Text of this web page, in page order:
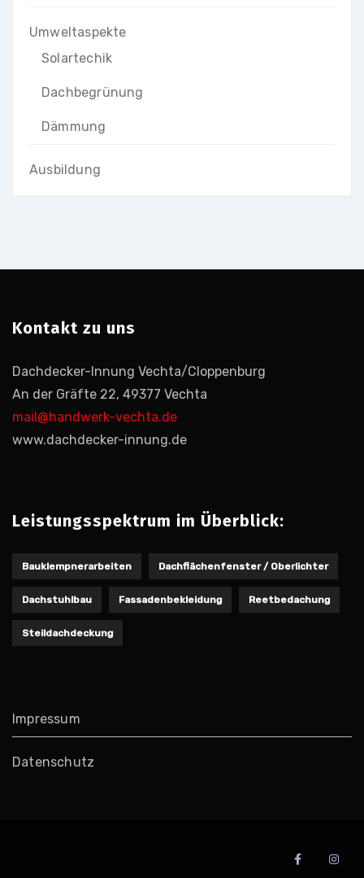
Umweltaspekte
Solartechik
Dachbegrünung
Dämmung
Ausbildung
Kontakt zu uns
Dachdecker-Innung Vechta/Cloppenburg
An der Gräfte 22, 49377 Vechta
mail@handwerk-vechta.de
www.dachdecker-innung.de
Leistungsspektrum im Überblick:
Bauklempnerarbeiten Dachflächenfenster / Oberlichter
Dachstuhlbau Fassadenbekleidung Reetbedachung
Steildachdeckung
Impressum
Datenschutz